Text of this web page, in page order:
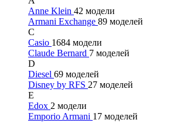
Anne Klein 42 модели
Armani Exchange 89 моделей
C
Casio 1684 модели
Claude Bernard 7 моделей
D
Diesel 69 моделей
Disney by RFS 27 моделей
E
Edox 2 модели
Emporio Armani 17 моделей